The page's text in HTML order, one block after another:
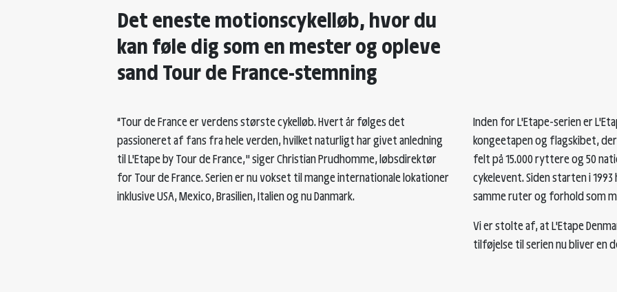
Det eneste motionscykelløb, hvor du
kan føle dig som en mester og opleve
sand Tour de France-stemning
“Tour de France er verdens største cykelløb. Hvert år følges det
passioneret af fans fra hele verden, hvilket naturligt har givet anledning
til L'Etape by Tour de France," siger Christian Prudhomme, løbsdirektør
for Tour de France. Serien er nu vokset til mange internationale lokationer
inklusive USA, Mexico, Brasilien, Italien og nu Danmark.
Inden for L'Etape-serien er
kongeetapen og flagskibet,
felt på 15.000 ryttere og 50
cykelevent. Siden starten i
samme ruter og forhold som
Vi er stolte af, at L'Etape
tilføjelse til serien nu bliver en